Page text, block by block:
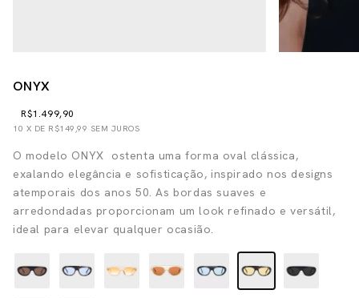
ONYX
R$1.499,90
10 X DE R$149,99 SEM JUROS
O modelo ONYX ostenta uma forma oval clássica,
exalando elegância e sofisticação, inspirado nos designs
atemporais dos anos 50. As bordas suaves e
arredondadas proporcionam um look refinado e versátil,
ideal para elevar qualquer ocasião.